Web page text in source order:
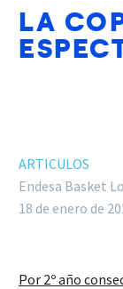
LA
ARTICULOS
Endesa Basket
18 de enero de
Por 2º año